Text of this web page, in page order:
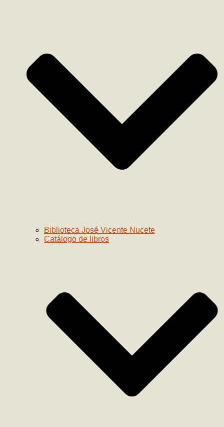
Biblioteca José Vicente Nucete
Catálogo de libros